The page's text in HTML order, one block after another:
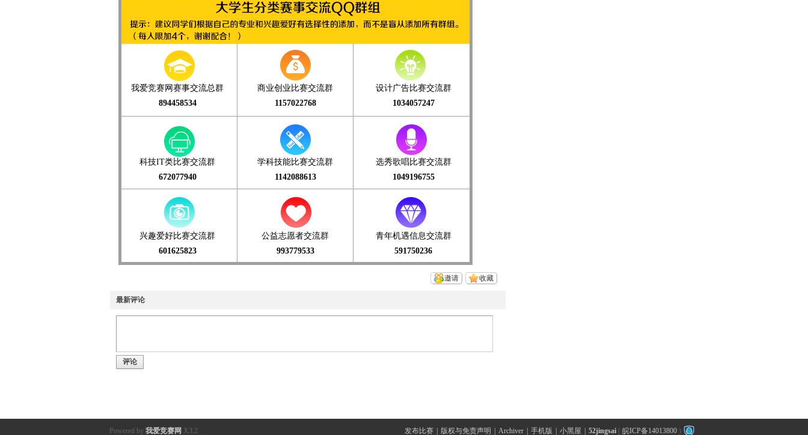
我爱竞赛网赛事交流总群
894458534
商业创业比赛交流群
1157022768
设计广告比赛交流群
1034057247
科技IT类比赛交流群
672077940
学科技能比赛交流群
1142088613
选秀歌唱比赛交流群
1049196755
兴趣爱好比赛交流群
601625823
公益志愿者交流群
993779533
青年机遇信息交流群
591750236
收藏
邀请
最新评论
评论
发布比赛 版权与免责声明 Archiver 手机版 小黑屋 52jingsai ( 皖ICP备14013800 )
Powered by 我爱竞赛网 X3.2